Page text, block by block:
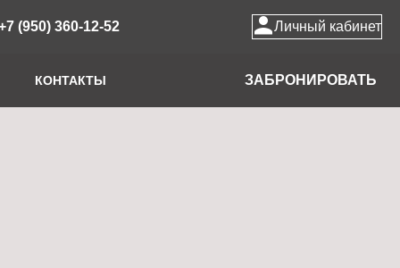
(950) 360-12-52 Личный кабинет
КОНТАКТЫ ЗАБРОНИРОВАТЬ